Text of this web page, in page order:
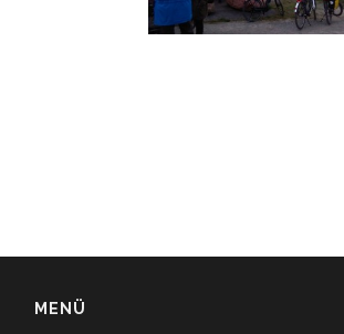
MENÜ